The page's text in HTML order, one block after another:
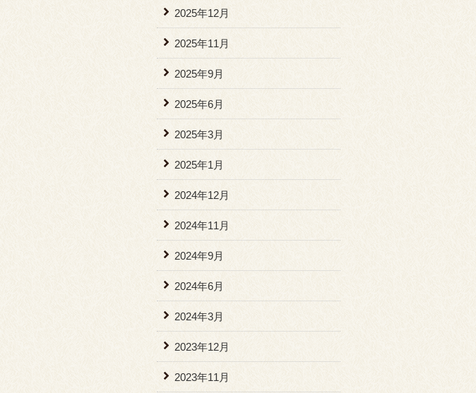
2025年12月
2025年11月
2025年9月
2025年6月
2025年3月
2025年1月
2024年12月
2024年11月
2024年9月
2024年6月
2024年3月
2023年12月
2023年11月